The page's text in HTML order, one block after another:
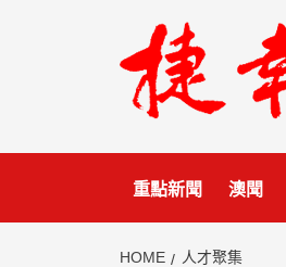
重點新聞 澳聞
HOME 人才聚集